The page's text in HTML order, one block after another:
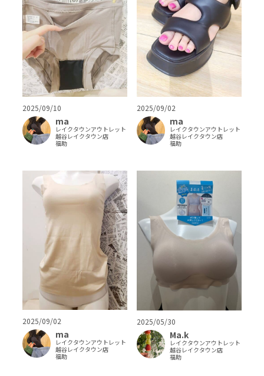
2025/09/10
ma
レイクタウンアウトレット
越谷レイクタウン店
福助
2025/09/02
ma
レイクタウンアウトレット
越谷レイクタウン店
福助
2025/09/02
ma
レイクタウンアウトレット
越谷レイクタウン店
福助
2025/05/30
Ma.k
レイクタウンアウトレット
越谷レイクタウン店
福助